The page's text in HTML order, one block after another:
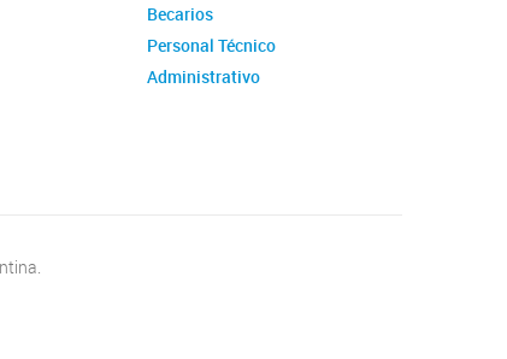
Becarios
Personal Técnico
Administrativo